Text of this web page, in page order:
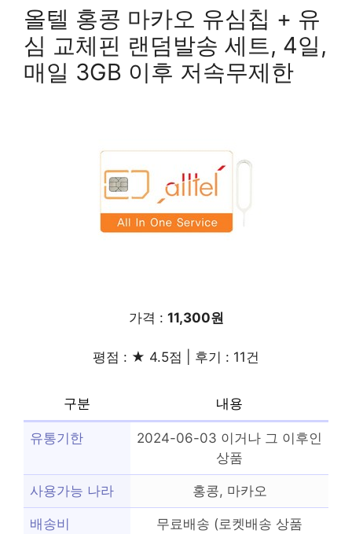
올텔 홍콩 마카오 유심칩 + 유
심 교체핀 랜덤발송 세트, 4일,
매일 3GB 이후 저속무제한
가격 : 11,300원
평점 : ★ 4.5점 | 후기 : 11건
구분 내용
유통기한
2024-06-03 이거나 그 이후인
상품
사용가능 나라 홍콩, 마카오
배송비
무료배송 (로켓배송 상품